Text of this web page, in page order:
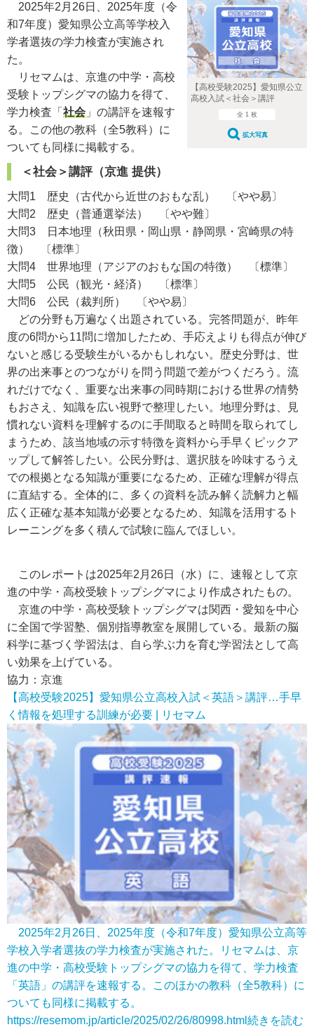
【高校受験2025】愛知県公立
高校入試＜社会＞講評
全 1 枚
拡大写真
2025年2月26日、2025年度（令
和7年度）愛知県公立高等学校入
学者選抜の学力検査が実施され
た。
リセマムは、京進の中学・高校
受験トップシグマの協力を得て、
学力検査「 社会 」の講評を速報す
る。この他の教科（全5教科）に
ついても同様に掲載する。
＜社会＞講評（京進 提供）
大問1 歴史（古代から近世のおもな乱） 〔やや易〕
大問2 歴史（普通選挙法） 〔やや難〕
大問3 日本地理（秋田県・岡山県・静岡県・宮崎県の特
徴） 〔標準〕
大問4 世界地理（アジアのおもな国の特徴） 〔標準〕
大問5 公民（観光・経済） 〔標準〕
大問6 公民（裁判所） 〔やや易〕
どの分野も万遍なく出題されている。完答問題が、昨年
度の6問から11問に増加したため、手応えよりも得点が伸び
ないと感じる受験生がいるかもしれない。歴史分野は、世
界の出来事とのつながりを問う問題で差がつくだろう。流
れだけでなく、重要な出来事の同時期における世界の情勢
もおさえ、知識を広い視野で整理したい。地理分野は、見
慣れない資料を理解するのに手間取ると時間を取られてし
まうため、該当地域の示す特徴を資料から手早くピックア
ップして解答したい。公民分野は、選択肢を吟味するうえ
での根拠となる知識が重要になるため、正確な理解が得点
に直結する。全体的に、多くの資料を読み解く読解力と幅
広く正確な基本知識が必要となるため、知識を活用するト
レーニングを多く積んで試験に臨んでほしい。
このレポートは2025年2月26日（水）に、速報として京
進の中学・高校受験トップシグマにより作成されたもの。
京進の中学・高校受験トップシグマは関西・愛知を中心
に全国で学習塾、個別指導教室を展開している。最新の脳
科学に基づく学習法は、自ら学ぶ力を育む学習法として高
い効果を上げている。
協力：京進
【高校受験2025】愛知県公立高校入試＜英語＞講評…手早
く情報を処理する訓練が必要 | リセマム
2025年2月26日、2025年度（令和7年度）愛知県公立高等
学校入学者選抜の学力検査が実施された。リセマムは、京
進の中学・高校受験トップシグマの協力を得て、学力検査
「英語」の講評を速報する。このほかの教科（全5教科）に
ついても同様に掲載する。
https://resemom.jp/article/2025/02/26/80998.html 続きを読む